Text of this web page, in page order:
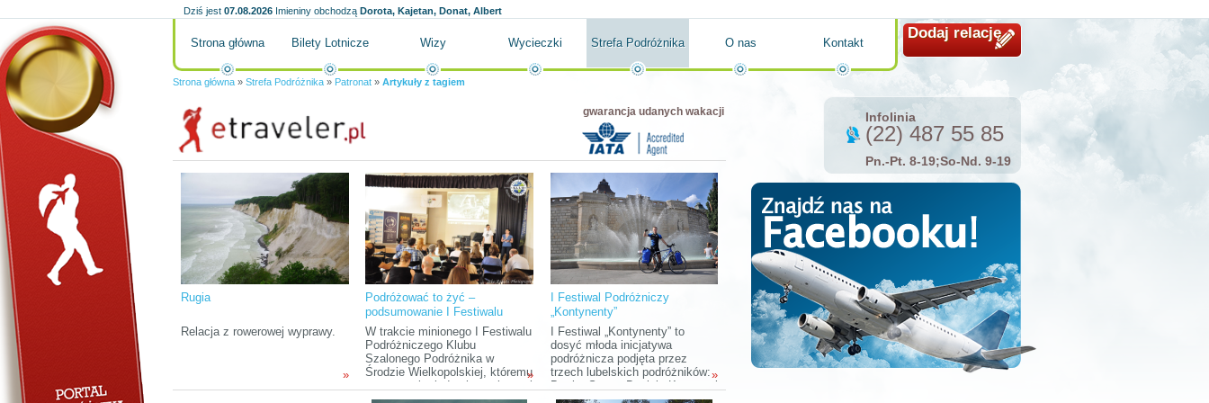
Dziś jest 07.08.2026 Imieniny obchodzą Dorota, Kajetan, Donat, Albert
Dodaj relację
Strona główna Bilety Lotnicze Wizy Wycieczki Strefa Podróżnika O nas Kontakt
Strona główna » Strefa Podróżnika » Patronat » Artykuły z tagiem
gwarancja udanych wakacji
Rugia
Relacja z rowerowej wyprawy.
»
Podróżować to żyć –
podsumowanie I Festiwalu
Podróżniczego Klubu
Szalonego Podróżnika
W trakcie minionego I Festiwalu
Podróżniczego Klubu
Szalonego Podróżnika w
Środzie Wielkopolskiej, któremu
patronował między innymi portal
Etraveler.pl, słuchacze mieli
»
I Festiwal Podróżniczy
„Kontynenty”
I Festiwal „Kontynenty” to
dosyć młoda inicjatywa
podróżnicza podjęta przez
trzech lubelskich podróżników:
Bartka Szaro, Daniela Kornasa i
Pawła Hadriana. Trzeba
»
Infolinia
(22) 487 55 85
Pn.-Pt. 8-19;So-Nd. 9-19